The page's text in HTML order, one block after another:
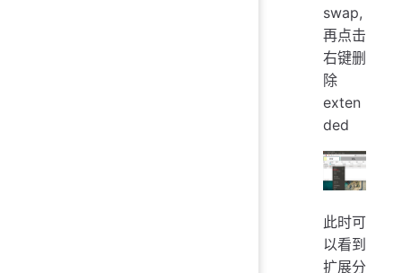
swap,
再点击
右键删
除
exten
ded
此时可
以看到
扩展分